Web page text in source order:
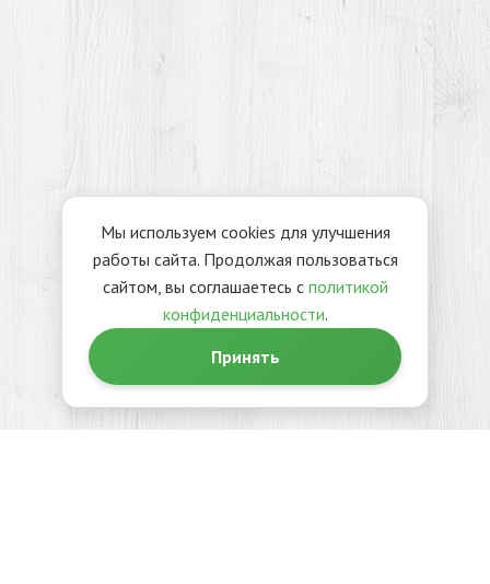
Мы используем cookies для улучшения
работы сайта. Продолжая пользоваться
сайтом, вы соглашаетесь с политикой
конфиденциальности.
Принять